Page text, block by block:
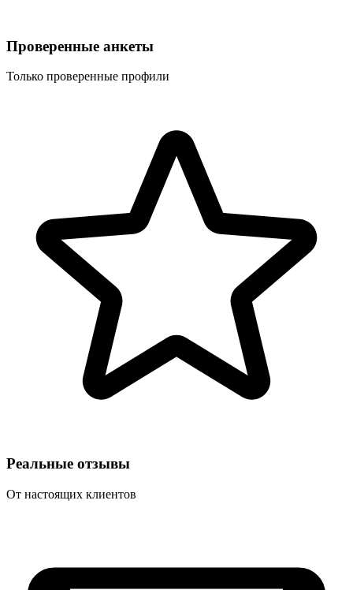
Проверенные анкеты
Только проверенные профили
Реальные отзывы
От настоящих клиентов